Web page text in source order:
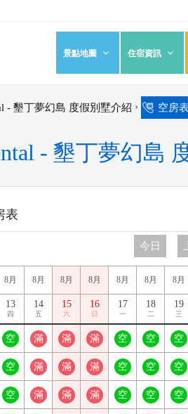
景點地圖 住宿資訊
- 墾丁夢幻島 度假別墅介紹 › 空房
- 墾丁夢幻島
表
今日
8月
13
四
空
空
空
8月
14
五
滿
滿
滿
8月
15
六
滿
滿
滿
8月
16
日
滿
滿
滿
8月
17
一
空
空
空
8月
18
二
空
空
空
8月
19
三
空
空
空